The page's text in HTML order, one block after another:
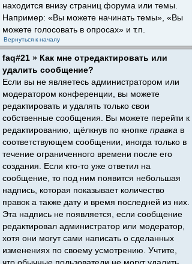
находится внизу страниц форума или темы.
Например: «Вы можете начинать темы», «Вы
можете голосовать в опросах» и т.п.
Вернуться к началу
faq#21 » Как мне отредактировать или
удалить сообщение?
Если вы не являетесь администратором или
модератором конференции, вы можете
редактировать и удалять только свои
собственные сообщения. Вы можете перейти к
редактированию, щёлкнув по кнопке правка в
соответствующем сообщении, иногда только в
течение ограниченного времени после его
создания. Если кто-то уже ответил на
сообщение, то под ним появится небольшая
надпись, которая показывает количество
правок а также дату и время последней из них.
Эта надпись не появляется, если сообщение
редактировал администратор или модератор,
хотя они могут сами написать о сделанных
изменениях по своему усмотрению. Учтите,